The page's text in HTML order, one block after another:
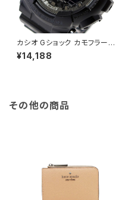
カシオ Gショック カモフラージュ
ダイアル メンズ 腕時計 GA-10
0CF-1A シルバー シルバー
¥14,188
その他の商品